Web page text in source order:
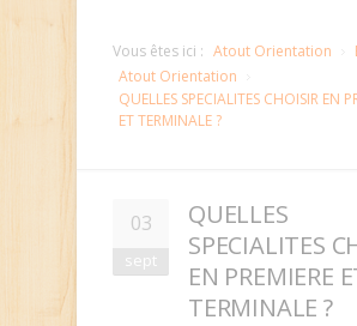
Vous êtes ici : Atout Orientation
Atout Orientation
QUELLES SPECIALITES CHOISIR EN
ET TERMINALE ?
03
sept
QUELLES
SPECIALITES
EN PREMIERE
TERMINALE ?